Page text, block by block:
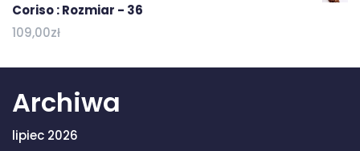
Coriso : Rozmiar - 36
109,00zł
Archiwa
lipiec 2026